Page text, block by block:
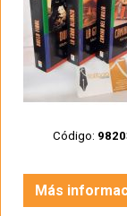
Código:
Más